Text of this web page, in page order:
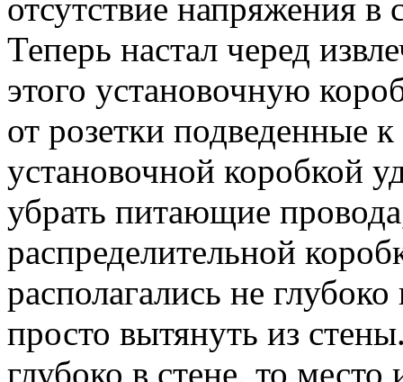
отсутствие напряжения в
Теперь настал черед
этого установочную
от розетки подведенные
установочной коробкой
убрать питающие
распределительной
располагались не
просто вытянуть из
глубоко в стене, то